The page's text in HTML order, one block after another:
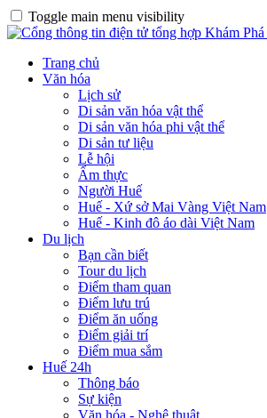
Toggle main menu visibility
Trang chủ
Văn hóa
Lịch sử
Di sản văn hóa vật thể
Di sản văn hóa phi vật thể
Di sản tư liệu
Lễ hội
Ẩm thực
Người Huế
Huế - Xứ sở Mai Vàng Việt Nam
Huế - Kinh đô áo dài Việt Nam
Du lịch
Bạn cần biết
Tour du lịch
Điểm tham quan
Điểm lưu trú
Điểm ăn uống
Điểm giải trí
Điểm mua sắm
Huế 24h
Thông báo
Sự kiện
Văn hóa - Nghệ thuật